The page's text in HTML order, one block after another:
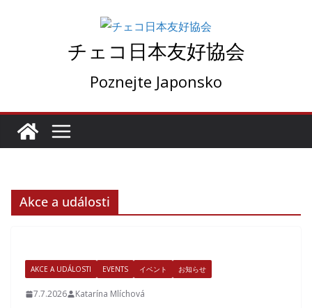
キ
チェコ日本友好協会
Poznejte Japonsko
Akce a události
AKCE A UDÁLOSTI EVENTS イベント お知らせ
7.7.2026 Katarína Mlíchová